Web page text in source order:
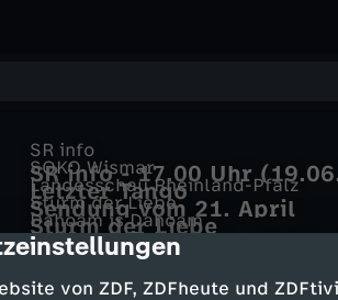
von ZDF, ZDFheute und
SR info
SR info - 17.00 Uhr
SOKO Wismar
Letzter Tango
Landesschau Rheinland-Pfalz
Sendung vom 21. April
Sturm der Liebe
Sturm der Liebe
Dahoam is Dahoam
Mein Freund Hasi ·
Dahoam is Dahoam
Grantel dich gesund! ·
Kulturzeit
Ungarn nach der Wahl